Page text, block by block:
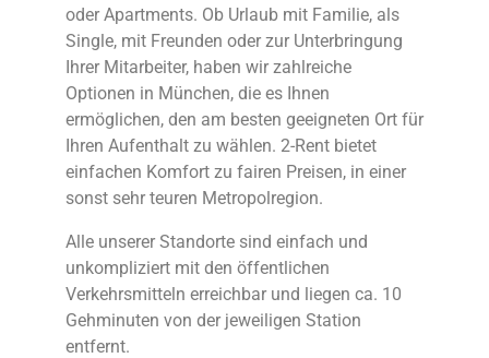
oder Apartments. Ob Urlaub mit Familie, als
Single, mit Freunden oder zur Unterbringung
Ihrer Mitarbeiter, haben wir zahlreiche
Optionen in München, die es Ihnen
ermöglichen, den am besten geeigneten Ort für
Ihren Aufenthalt zu wählen. 2-Rent bietet
einfachen Komfort zu fairen Preisen, in einer
sonst sehr teuren Metropolregion.
Alle unserer Standorte sind einfach und
unkompliziert mit den öffentlichen
Verkehrsmitteln erreichbar und liegen ca. 10
Gehminuten von der jeweiligen Station
entfernt.